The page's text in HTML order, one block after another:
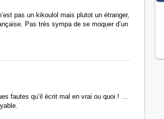
pas un kikoulol mais plutot un étranger,
Pas très sympa de se moquer d’un
fautes qu’il écrit mal en vrai ou quoi ! …